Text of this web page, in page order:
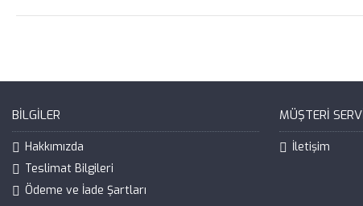
BILGILER
Hakkımızda
Teslimat Bilgileri
Ödeme ve İade Şartları
MÜŞTERI
İletişim